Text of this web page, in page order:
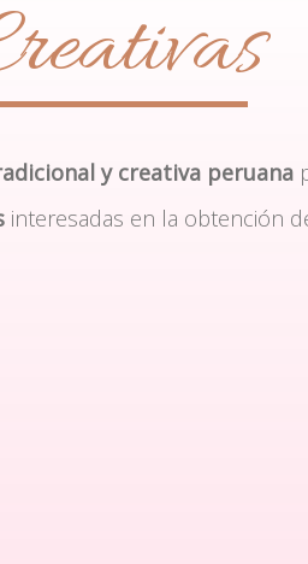
y creativa peruana
interesadas en la obtención